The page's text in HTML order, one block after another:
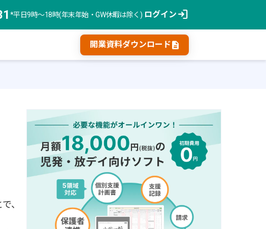
*平日9時〜18時(年末年始・GW休暇は除く) ログイン login
開業資料ダウンロードdescription
、